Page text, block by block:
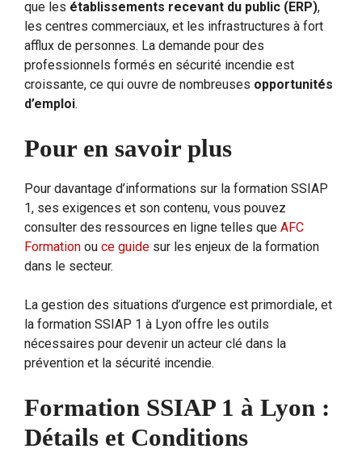
que les établissements recevant du public (ERP),
les centres commerciaux, et les infrastructures à fort
afflux de personnes. La demande pour des
professionnels formés en sécurité incendie est
croissante, ce qui ouvre de nombreuses opportunités
d’emploi.
Pour en savoir plus
Pour davantage d’informations sur la formation SSIAP
1, ses exigences et son contenu, vous pouvez
consulter des ressources en ligne telles que AFC
Formation ou ce guide sur les enjeux de la formation
dans le secteur.
La gestion des situations d’urgence est primordiale, et
la formation SSIAP 1 à Lyon offre les outils
nécessaires pour devenir un acteur clé dans la
prévention et la sécurité incendie.
Formation SSIAP 1 à Lyon :
Détails et Conditions